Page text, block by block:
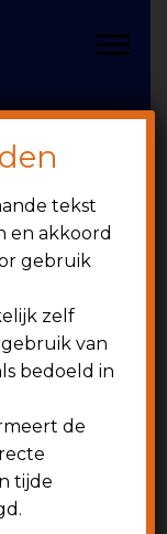
IS
’s
gevoelens
een
tekst
en akkoord
gebruik
zelf
van
bedoeld in
de
tijde